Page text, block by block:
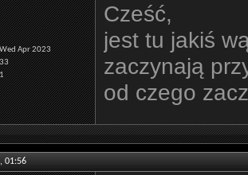
Wed Apr 2023
33
1
Cześć,
jest tu jakiś
zaczynają
od czego
01:56